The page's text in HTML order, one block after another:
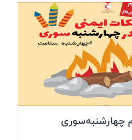
چهارشنبه‌سوری